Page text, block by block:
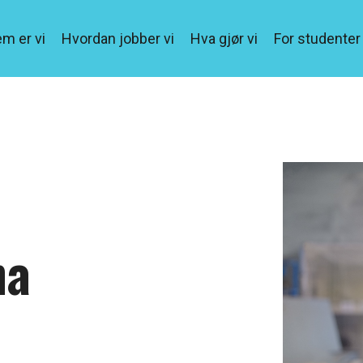
er vi Hvordan jobber vi Hva gjør vi For studenter